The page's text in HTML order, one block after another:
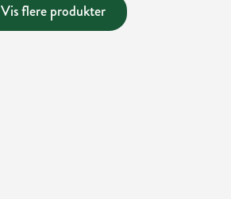
Vis flere produkter